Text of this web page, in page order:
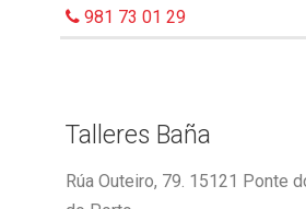
981 73 01 29
Talleres Baña
Rúa Outeiro, 79. 15121 Ponte